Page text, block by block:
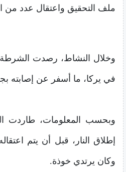
ملف التحقيق واعتقال عدد من
وخلال النشاط، رصدت الشرطة
في يركا، ما أسفر عن إصابته
وبحسب المعلومات، طاردت
إطلاق النار، قبل أن يتم
وكان يرتدي خوذة.